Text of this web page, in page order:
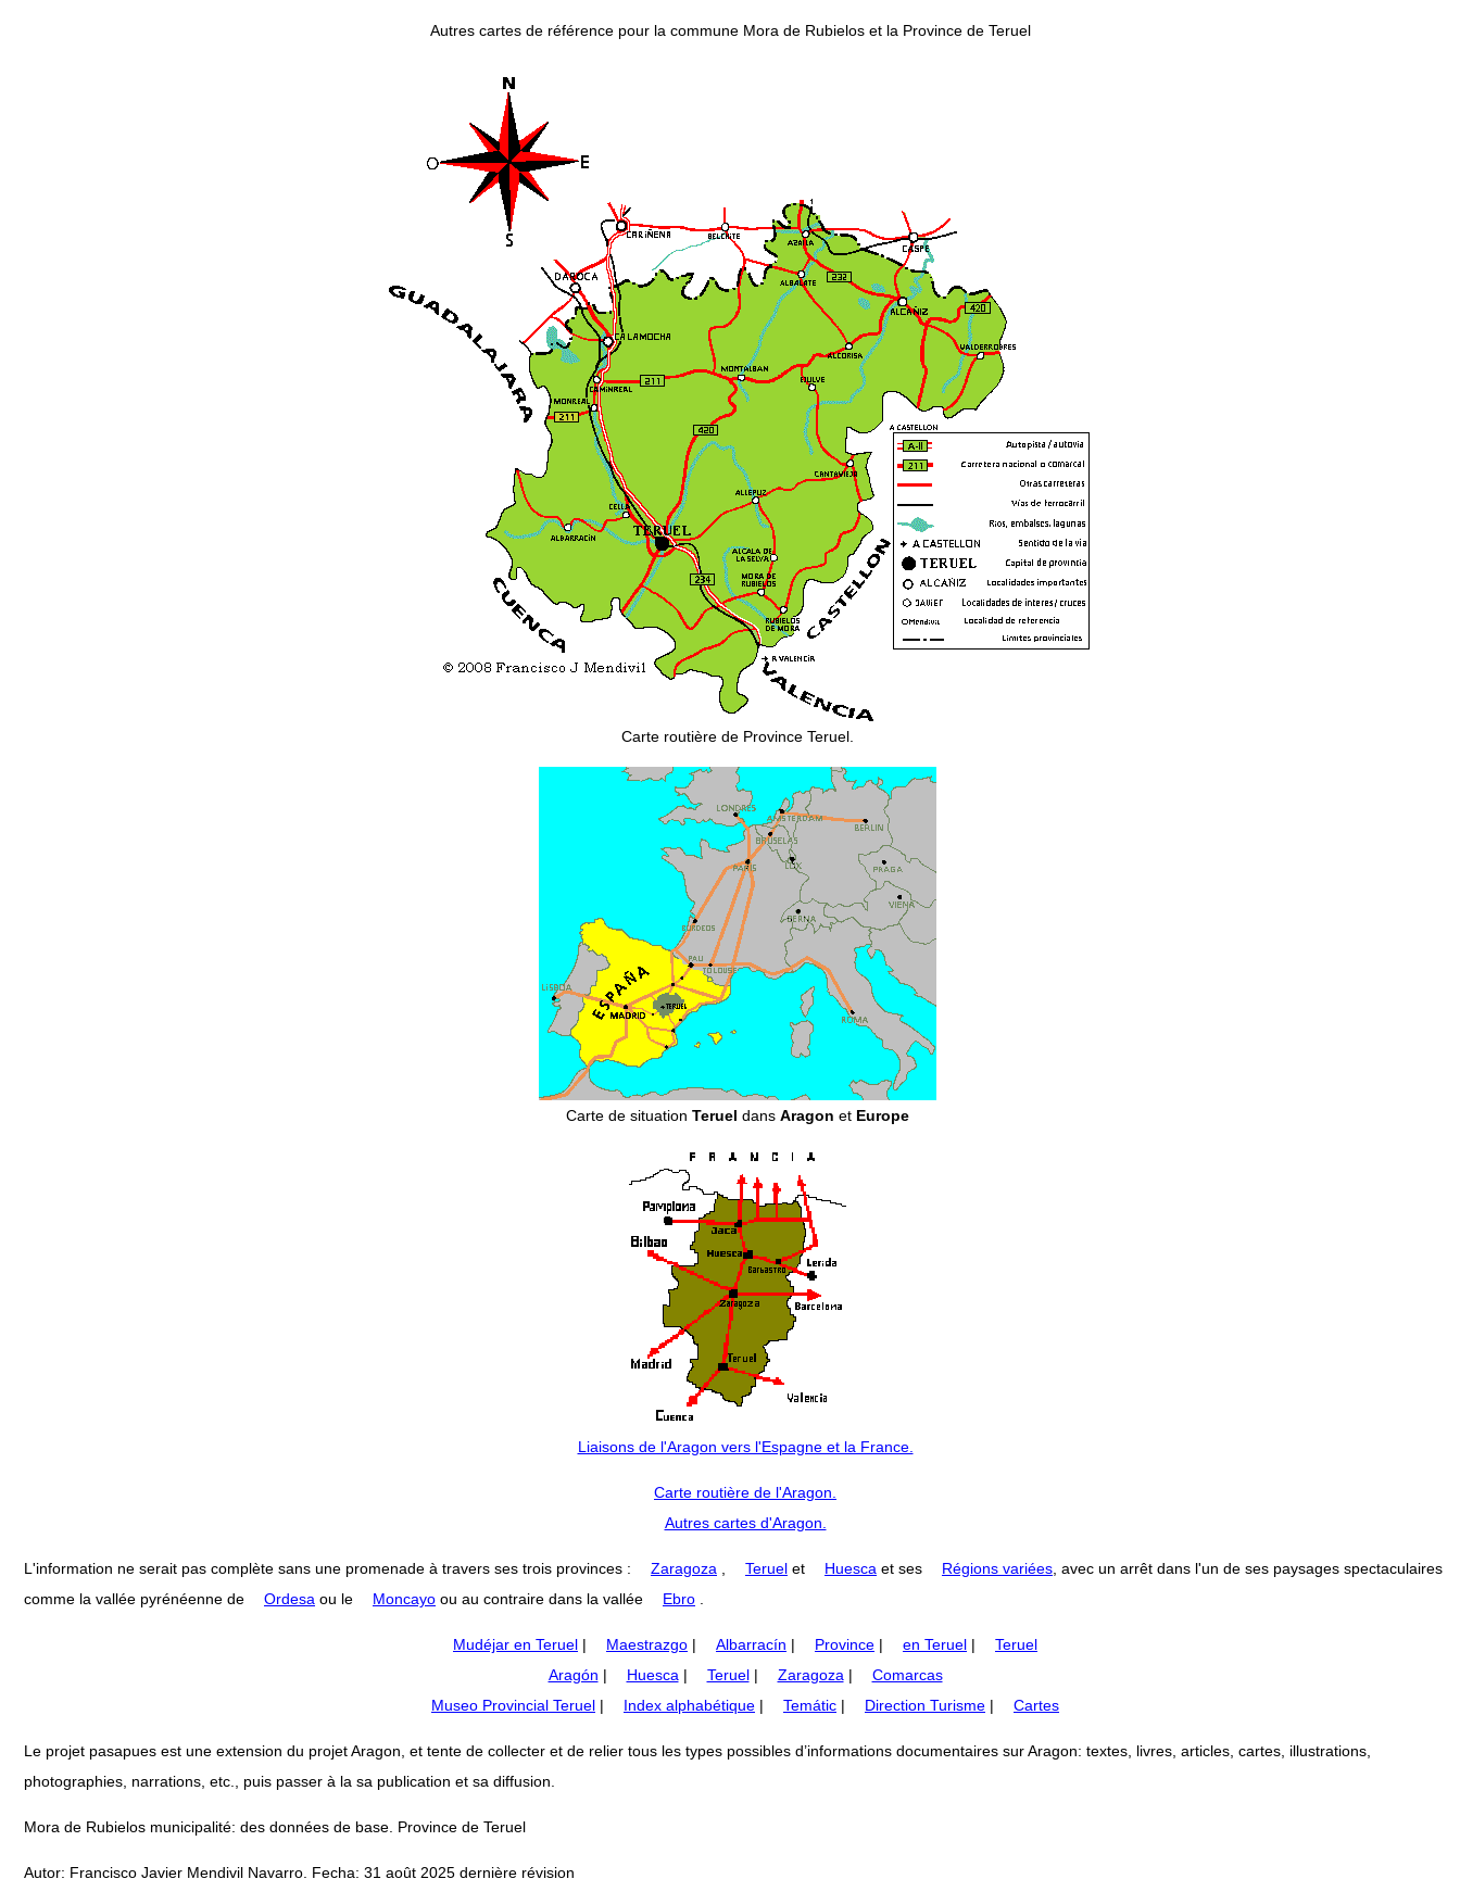
Autres cartes de référence pour la commune Mora de Rubielos et la Province de Teruel
Carte routière de Province Teruel.
Carte de situation Teruel dans Aragon et Europe
Liaisons de l'Aragon vers l'Espagne et la France.
Carte routière de l'Aragon.
Autres cartes d'Aragon.
L'information ne serait pas complète sans une promenade à travers ses trois provinces : Zaragoza Teruel et Huesca et ses Régions variées , avec un arrêt dans l'un de ses paysages spectaculaires
comme la vallée pyrénéenne de
Ordesa ou le Moncayo ou au contraire dans la vallée Ebro
Mudéjar en Teruel | Maestrazgo | Albarracín | Province | en Teruel |
Teruel
Aragón | Huesca | Teruel| Zaragoza |
Comarcas
Museo Provincial Teruel | Index alphabétique | Temátic | Direction Turisme | Cartes
Le projet pasapues est une extension du projet Aragon, et tente de collecter et de relier tous les types possibles d’informations documentaires sur Aragon: textes, livres, articles, cartes, illustrations,
photographies, narrations, etc., puis passer à la sa publication et sa diffusion.
Mora de Rubielos municipalité: des données de base. Province de Teruel
Autor: Francisco Javier Mendivil Navarro. Fecha: 31 août 2025 dernière révision